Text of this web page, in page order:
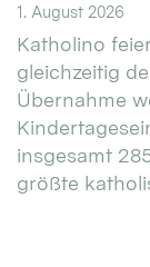
1. August 2026
Katholino
gleichzeitig
Übernahme
insgesamt
größte